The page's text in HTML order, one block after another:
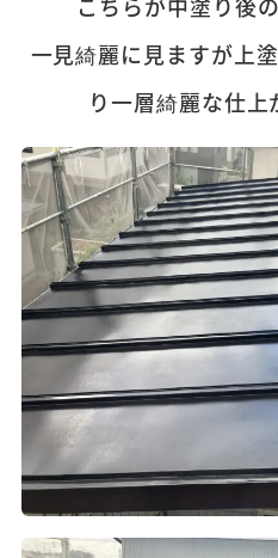
一見綺麗に見ますが上
り一層綺麗な仕上